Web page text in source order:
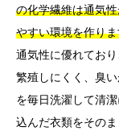
の化学繊維は通気
やすい環境を作り
通気性に優れてお
繁殖しにくく、臭
を毎日洗濯して清
込んだ衣類をその